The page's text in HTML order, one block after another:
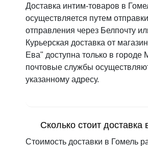
Доставка интим-товаров в
осуществляется путем
отправления через Белпочту
Курьерская доставка от
Ева" доступна только в городе
почтовые службы
указанному адресу.
Сколько стоит доставка
Стоимость доставки в Гомель